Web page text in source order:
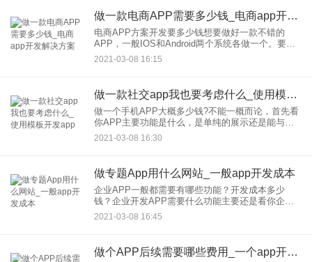
做一款电商APP需要多少钱_电商app开发解决方案
电商APP方案开发要多少钱想要做好一款不错的
APP，一般IOS和Android两个系统各做一个。要做
好APP，一个团队往往需要项目经理、UI设计师，
IOS开发工程师、安卓开发工程师，另外假如需要后
2021-03-08 16:15
做一款社交app我也要考虑什么_使用模板开发app
做一个手机APP大概多少钱?不能一概而论，首先看
你APP主要功能是什么，是单纯的展示还是能与消
费者产生深度互动，另外还有看复杂程度，例如涉
及到多么庞大的数据，就要配置一个相应的服务器
2021-03-08 16:30
做专题App用什么网站_一般app开发成本
企业APP一般都需要有哪些功能？开发成本多少
钱？企业开发APP需要什么功能主要还是看你企业
用这个APP干什么，要是纯展示企业形象我觉得没
有太大的作用，只能说显得你公司比较正规，连自
2021-03-08 16:45
做个APP后续需要哪些费用_一个app开发需要几个程序员